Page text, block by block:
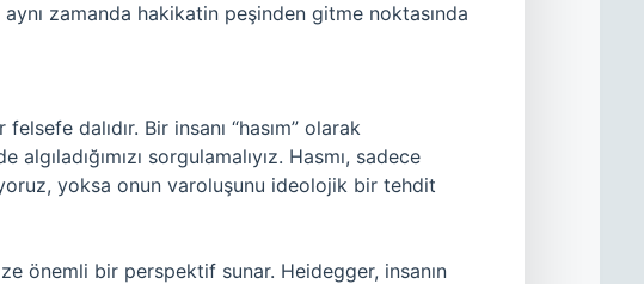
zamanda hakikatin peşinden gitme noktasında
dalıdır. Bir insanı “hasım” olarak
algıladığımızı sorgulamalıyız. Hasmı, sadece
yoksa onun varoluşunu ideolojik bir tehdit
önemli bir perspektif sunar. Heidegger, insanın